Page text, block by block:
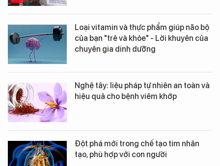
Loại vitamin và thực phẩm giúp não bộ
của bạn "trẻ và khỏe" - Lời khuyên của
chuyên gia dinh dưỡng
Nghệ tây: liệu pháp tự nhiên an toàn và
hiệu quả cho bệnh viêm khớp
Đột phá mới trong chế tạo tim nhân
tạo, phù hợp với con người